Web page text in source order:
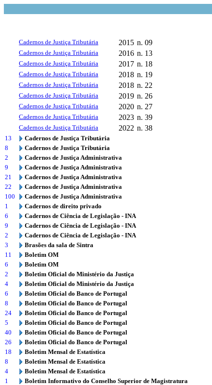
Cadernos de Justiça Tributária
2015 n. 09
Cadernos de Justiça Tributária 2016 n. 13
Cadernos de Justiça Tributária 2017 n. 18
Cadernos de Justiça Tributária 2018 n. 19
Cadernos de Justiça Tributária 2018 n. 22
Cadernos de Justiça Tributária 2019 n. 26
Cadernos de Justiça Tributária 2020 n. 27
Cadernos de Justiça Tributária 2023 n. 39
Cadernos de Justiça Tributária 2022 n. 38
13
Cadernos de Justiça Tributária
8
Cadernos de Justiça Tributária
2
Cadernos de Justiça Administrativa
9
Cadernos de Justiça Administrativa
21
Cadernos de Justiça Administrativa
22
Cadernos de Justiça Administrativa
100
Cadernos de Justiça Administrativa
1
Cadernos de direito privado
6
Cadernos de Ciência de Legislação - INA
9
Cadernos de Ciência de Legislação - INA
2
Cadernos de Ciência de Legislação - INA
3
Brasões da sala de Sintra
11
Boletim OM
6
Boletim OM
2
Boletim Oficial do Ministério da Justiça
4
Boletim Oficial do Ministério da Justiça
6
Boletim Oficial do Banco de Portugal
8
Boletim Oficial do Banco de Portugal
24
Boletim Oficial do Banco de Portugal
5
Boletim Oficial do Banco de Portugal
40
Boletim Oficial do Banco de Portugal
26
Boletim Oficial do Banco de Portugal
18
Boletim Mensal de Estatística
8
Boletim Mensal de Estatística
4
Boletim Mensal de Estatística
1
Boletim Informativo do Conselho Superior de Magistratura